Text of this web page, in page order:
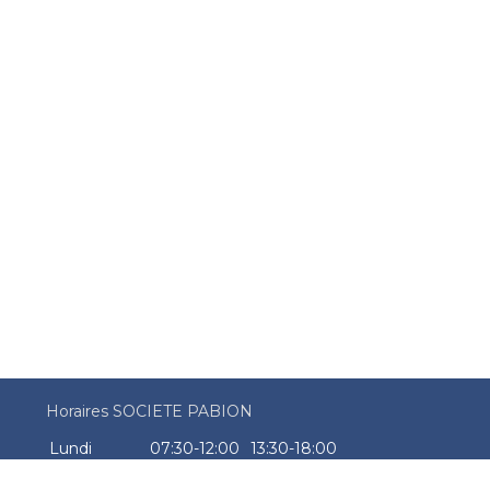
Horaires SOCIETE PABION
Lundi
07:30-12:00
13:30-18:00